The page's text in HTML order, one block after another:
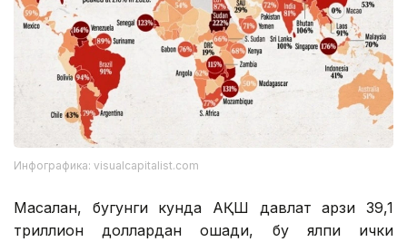
Инфографика: visualcapitalist.com
Масалан, бугунги кунда АҚШ давлат қарзи 39,1
триллион доллардан ошади, бу ялпи ички